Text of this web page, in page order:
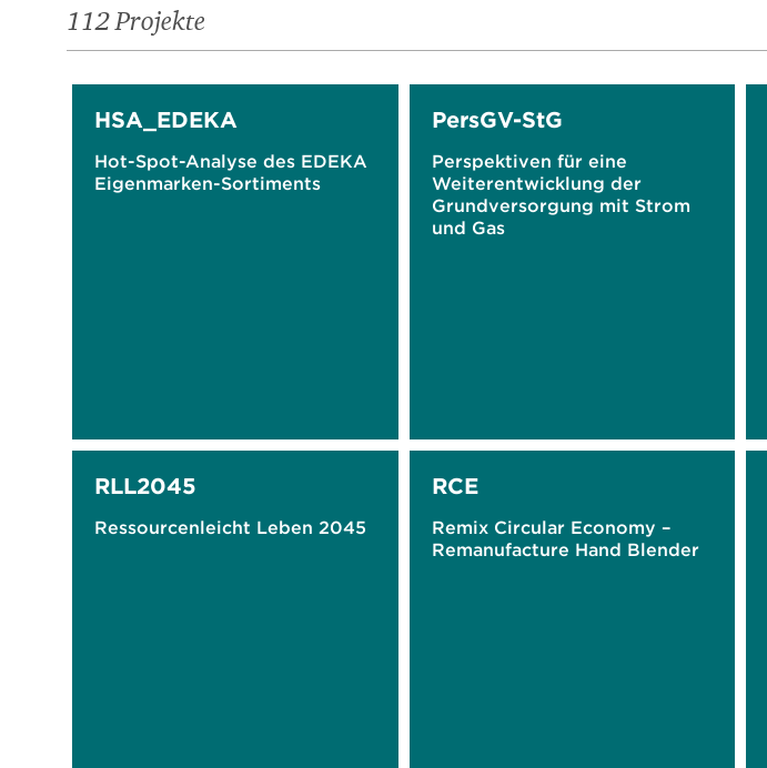
112 Projekte
HSA_EDEKA
Hot-Spot-Analyse des EDEKA
Eigenmarken-Sortiments
PersGV-StG
Perspektiven für eine
Weiterentwicklung der
Grundversorgung mit Strom
und Gas
RLL2045
Ressourcenleicht Leben 2045
RCE
Remix Circular Economy –
Remanufacture Hand Blender